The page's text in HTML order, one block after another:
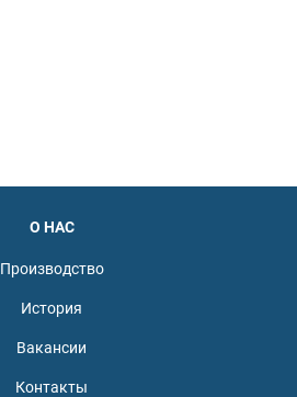
О НАС
Производство
История
Вакансии
Контакты